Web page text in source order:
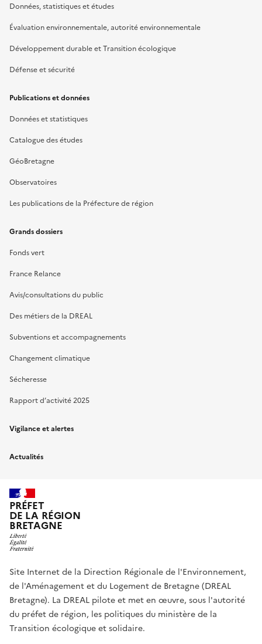
Données, statistiques et études
Évaluation environnementale, autorité environnementale
Développement durable et Transition écologique
Défense et sécurité
Publications et données
Données et statistiques
Catalogue des études
GéoBretagne
Observatoires
Les publications de la Préfecture de région
Grands dossiers
Fonds vert
France Relance
Avis/consultations du public
Des métiers de la DREAL
Subventions et accompagnements
Changement climatique
Sécheresse
Rapport d’activité 2025
Vigilance et alertes
Actualités
PRÉFET
DE LA RÉGION
BRETAGNE
Site Internet de la Direction Régionale de l'Environnement,
de l'Aménagement et du Logement de Bretagne (DREAL
Bretagne). La DREAL pilote et met en œuvre, sous l'autorité
du préfet de région, les politiques du ministère de la
Transition écologique et solidaire.